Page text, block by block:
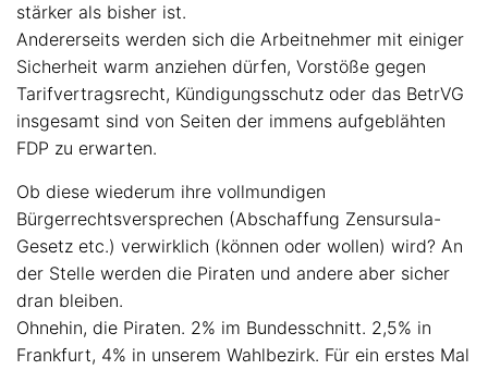
stärker als bisher ist.
Andererseits werden sich die Arbeitnehmer mit einiger
Sicherheit warm anziehen dürfen, Vorstöße gegen
Tarifvertragsrecht, Kündigungsschutz oder das BetrVG
insgesamt sind von Seiten der immens aufgeblähten
FDP zu erwarten.
Ob diese wiederum ihre vollmundigen
Bürgerrechtsversprechen (Abschaffung Zensursula-
Gesetz etc.) verwirklich (können oder wollen) wird? An
der Stelle werden die Piraten und andere aber sicher
dran bleiben.
Ohnehin, die Piraten. 2% im Bundesschnitt. 2,5% in
Frankfurt, 4% in unserem Wahlbezirk. Für ein erstes Mal